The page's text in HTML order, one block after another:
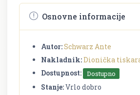
Osnovne informacije
Autor:Schwarz Ante
Nakladnik:Dionička
Dostupnost:
Dostupno
Stanje:Vrlo dobro